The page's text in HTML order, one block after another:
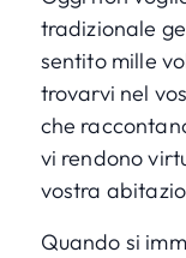
tradizionale
sentito mille
trovarvi nel
che
vi rendono
vostra
Quando si